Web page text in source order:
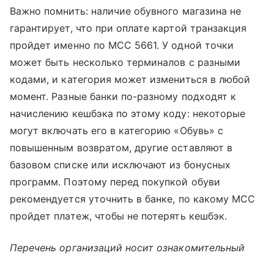
Важно помнить: наличие обувного магазина не
гарантирует, что при оплате картой транзакция
пройдет именно по MCC 5661. У одной точки
может быть несколько терминалов с разными
кодами, и категория может измениться в любой
момент. Разные банки по-разному подходят к
начислению кешбэка по этому коду: некоторые
могут включать его в категорию «Обувь» с
повышенным возвратом, другие оставляют в
базовом списке или исключают из бонусных
программ. Поэтому перед покупкой обуви
рекомендуется уточнить в банке, по какому MCC
пройдет платеж, чтобы не потерять кешбэк.
Перечень организаций носит ознакомительный